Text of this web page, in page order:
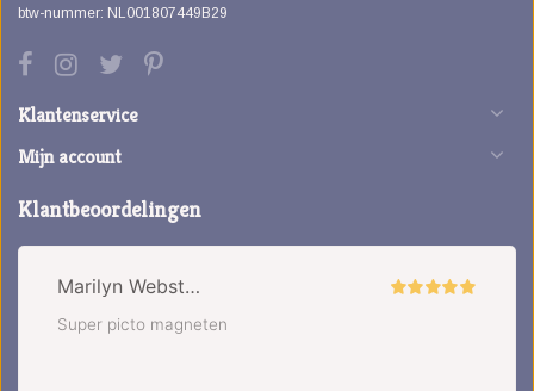
btw-nummer: NL001807449B29
Klantenservice
Mijn account
Klantbeoordelingen